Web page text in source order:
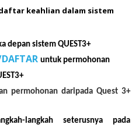
keahlian dalam sistem
depan sistem QUEST3+
DAFTAR untuk permohonan
permohonan daripada Quest 3+
langkah seterusnya pada